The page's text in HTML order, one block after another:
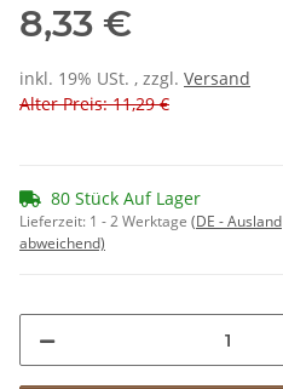
8,33 €
inkl. 19% USt. , zzgl. Versand
Alter Preis: 11,29 €
80 Stück Auf Lager
Lieferzeit: 1 - 2 Werktage (DE - Ausland
abweichend)